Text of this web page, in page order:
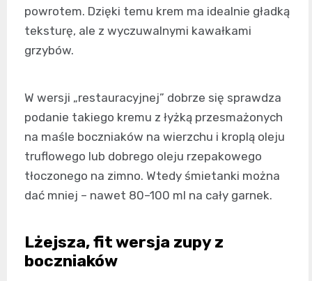
powrotem. Dzięki temu krem ma idealnie gładką
teksturę, ale z wyczuwalnymi kawałkami
grzybów.
W wersji „restauracyjnej” dobrze się sprawdza
podanie takiego kremu z łyżką przesmażonych
na maśle boczniaków na wierzchu i kroplą oleju
truflowego lub dobrego oleju rzepakowego
tłoczonego na zimno. Wtedy śmietanki można
dać mniej – nawet 80–100 ml na cały garnek.
Lżejsza, fit wersja zupy z
boczniaków